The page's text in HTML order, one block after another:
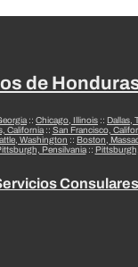
de
:: Chicago, Illinois :: Dallas,
California:: San Francisco,
Washington :: Boston,
Pensilvania::